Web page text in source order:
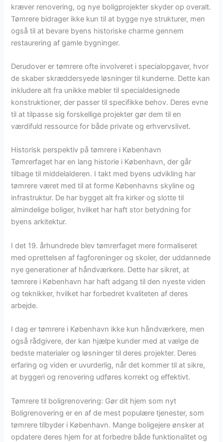
kræver renovering, og nye boligprojekter skyder op overalt.
Tømrere bidrager ikke kun til at bygge nye strukturer, men
også til at bevare byens historiske charme gennem
restaurering af gamle bygninger.
Derudover er tømrere ofte involveret i specialopgaver, hvor
de skaber skræddersyede løsninger til kunderne. Dette kan
inkludere alt fra unikke møbler til specialdesignede
konstruktioner, der passer til specifikke behov. Deres evne
til at tilpasse sig forskellige projekter gør dem til en
værdifuld ressource for både private og erhvervslivet.
Historisk perspektiv på tømrere i København
Tømrerfaget har en lang historie i København, der går
tilbage til middelalderen. I takt med byens udvikling har
tømrere været med til at forme Københavns skyline og
infrastruktur. De har bygget alt fra kirker og slotte til
almindelige boliger, hvilket har haft stor betydning for
byens arkitektur.
I det 19. århundrede blev tømrerfaget mere formaliseret
med oprettelsen af fagforeninger og skoler, der uddannede
nye generationer af håndværkere. Dette har sikret, at
tømrere i København har haft adgang til den nyeste viden
og teknikker, hvilket har forbedret kvaliteten af deres
arbejde.
I dag er tømrere i København ikke kun håndværkere, men
også rådgivere, der kan hjælpe kunder med at vælge de
bedste materialer og løsninger til deres projekter. Deres
erfaring og viden er uvurderlig, når det kommer til at sikre,
at byggeri og renovering udføres korrekt og effektivt.
Tømrere til boligrenovering: Gør dit hjem som nyt
Boligrenovering er en af de mest populære tjenester, som
tømrere tilbyder i København. Mange boligejere ønsker at
opdatere deres hjem for at forbedre både funktionalitet og